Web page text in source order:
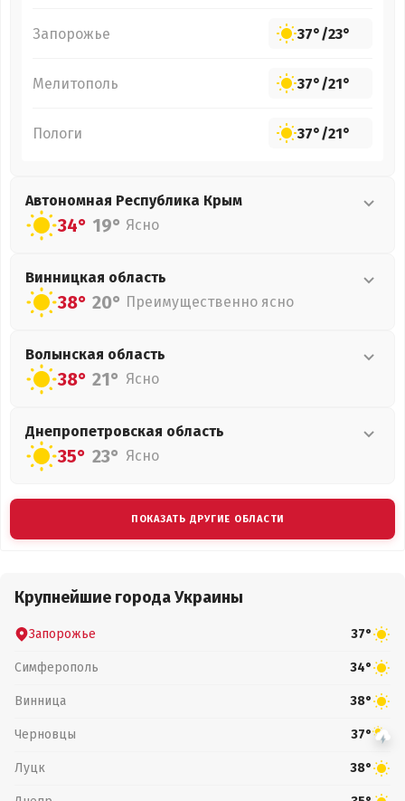
Запорожье 37°/23°
Мелитополь 37°/21°
Пологи 37°/21°
Автономная Республика Крым
34° 19° Ясно
Винницкая область
38° 20° Преимущественно ясно
Волынская область
38° 21° Ясно
Днепропетровская область
35° 23° Ясно
ПОКАЗАТЬ ДРУГИЕ ОБЛАСТИ
Крупнейшие города Украины
Запорожье 37°
Симферополь 34°
Винница 38°
Черновцы 37°
Луцк 38°